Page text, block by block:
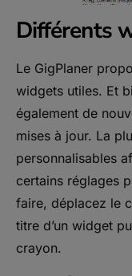
Différents
Le GigPlaner
widgets utiles. Et
également de
mises à jour. La
personnalisables
certains réglages
faire, déplacez le
titre d’un widget
crayon.